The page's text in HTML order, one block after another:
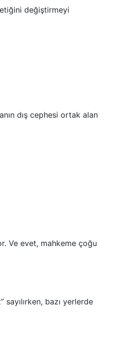
değiştirmeyi
dış cephesi ortak alan
Ve evet, mahkeme çoğu
bazı yerlerde